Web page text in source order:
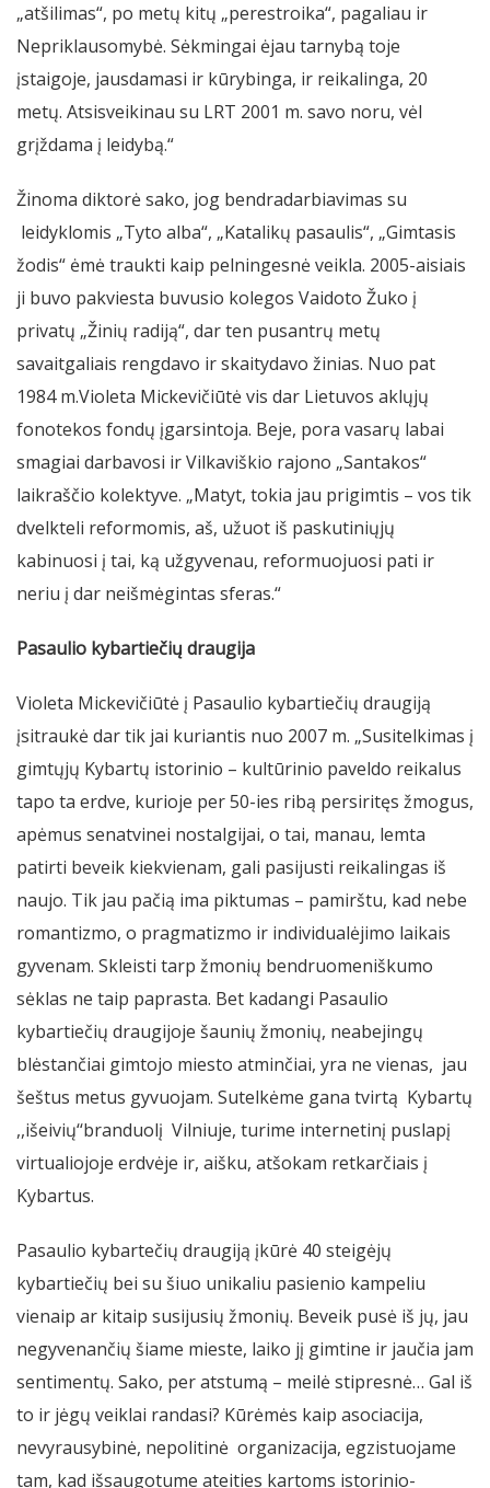
„atšilimas“, po metų kitų „perestroika“, pagaliau ir
Nepriklausomybė. Sėkmingai ėjau tarnybą toje
įstaigoje, jausdamasi ir kūrybinga, ir reikalinga, 20
metų. Atsisveikinau su LRT 2001 m. savo noru, vėl
grįždama į leidybą.“
Žinoma diktorė sako, jog bendradarbiavimas su
leidyklomis „Tyto alba“, „Katalikų pasaulis“, „Gimtasis
žodis“ ėmė traukti kaip pelningesnė veikla. 2005-aisiais
ji buvo pakviesta buvusio kolegos Vaidoto Žuko į
privatų „Žinių radiją“, dar ten pusantrų metų
savaitgaliais rengdavo ir skaitydavo žinias. Nuo pat
1984 m.Violeta Mickevičiūtė vis dar Lietuvos aklųjų
fonotekos fondų įgarsintoja. Beje, pora vasarų labai
smagiai darbavosi ir Vilkaviškio rajono „Santakos“
laikraščio kolektyve. „Matyt, tokia jau prigimtis – vos tik
dvelkteli reformomis, aš, užuot iš paskutiniųjų
kabinuosi į tai, ką užgyvenau, reformuojuosi pati ir
neriu į dar neišmėgintas sferas.“
Pasaulio kybartiečių draugija
Violeta Mickevičiūtė į Pasaulio kybartiečių draugiją
įsitraukė dar tik jai kuriantis nuo 2007 m. „Susitelkimas į
gimtųjų Kybartų istorinio – kultūrinio paveldo reikalus
tapo ta erdve, kurioje per 50-ies ribą persiritęs žmogus,
apėmus senatvinei nostalgijai, o tai, manau, lemta
patirti beveik kiekvienam, gali pasijusti reikalingas iš
naujo. Tik jau pačią ima piktumas – pamirštu, kad nebe
romantizmo, o pragmatizmo ir individualėjimo laikais
gyvenam. Skleisti tarp žmonių bendruomeniškumo
sėklas ne taip paprasta. Bet kadangi Pasaulio
kybartiečių draugijoje šaunių žmonių, neabejingų
blėstančiai gimtojo miesto atminčiai, yra ne vienas, jau
šeštus metus gyvuojam. Sutelkėme gana tvirtą Kybartų
,,išeivių‘‘branduolį Vilniuje, turime internetinį puslapį
virtualiojoje erdvėje ir, aišku, atšokam retkarčiais į
Kybartus.
Pasaulio kybartečių draugiją įkūrė 40 steigėjų
kybartiečių bei su šiuo unikaliu pasienio kampeliu
vienaip ar kitaip susijusių žmonių. Beveik pusė iš jų, jau
negyvenančių šiame mieste, laiko jį gimtine ir jaučia jam
sentimentų. Sako, per atstumą – meilė stipresnė… Gal iš
to ir jėgų veiklai randasi? Kūrėmės kaip asociacija,
nevyrausybinė, nepolitinė organizacija, egzistuojame
tam, kad išsaugotume ateities kartoms istorinio-